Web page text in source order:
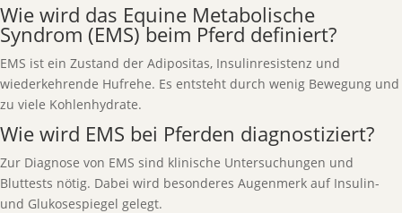
Wie wird das Equine Metabolische
Syndrom (EMS) beim Pferd definiert?
EMS ist ein Zustand der Adipositas, Insulinresistenz und
wiederkehrende Hufrehe. Es entsteht durch wenig Bewegung und
zu viele Kohlenhydrate.
Wie wird EMS bei Pferden diagnostiziert?
Zur Diagnose von EMS sind klinische Untersuchungen und
Bluttests nötig. Dabei wird besonderes Augenmerk auf Insulin-
und Glukosespiegel gelegt.